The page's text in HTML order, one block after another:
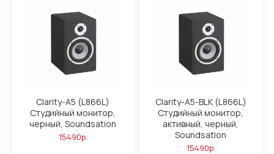
Clarity-A5 (L866L)
Студийный монитор,
черный, Soundsation
15490р.
Clarity-A5-BLK (L866L)
Студийный монитор,
активный, черный,
Soundsation
15490р.